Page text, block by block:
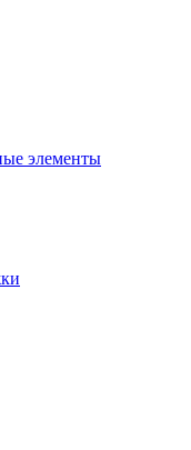
элементы